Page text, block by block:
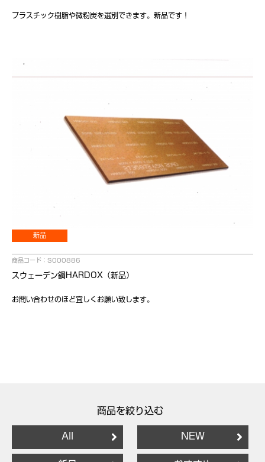
プラスチック樹脂や微粉炭を選別できます。新品です！
新品
商品コード：S000886
スウェーデン鋼HARDOX（新品）
お問い合わせのほど宜しくお願い致します。
商品を絞り込む
All NEW